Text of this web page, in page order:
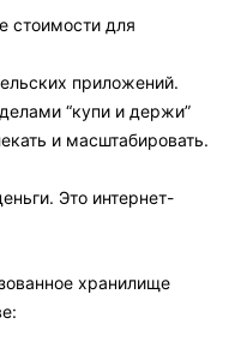
стоимости для
приложений.
“купи и держи”
и масштабировать.
Это интернет-
хранилище